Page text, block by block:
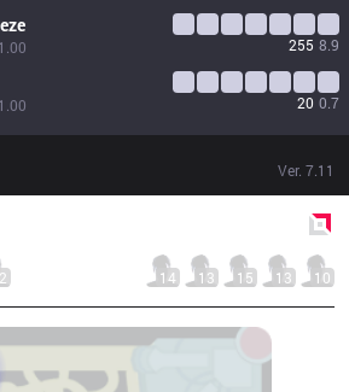
1.00 255 8.9
1.00 20 0.7
Ver. 7.11
14 13 15 13 10